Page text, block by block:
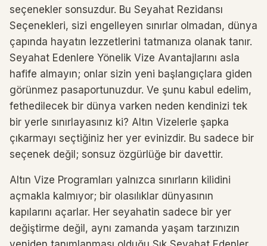
seçenekler sonsuzdur. Bu Seyahat Rezidansı
Seçenekleri, sizi engelleyen sınırlar olmadan, dünya
çapında hayatın lezzetlerini tatmanıza olanak tanır.
Seyahat Edenlere Yönelik Vize Avantajlarını asla
hafife almayın; onlar sizin yeni başlangıçlara giden
görünmez pasaportunuzdur. Ve şunu kabul edelim,
fethedilecek bir dünya varken neden kendinizi tek
bir yerle sınırlayasınız ki? Altın Vizelerle şapka
çıkarmayı seçtiğiniz her yer evinizdir. Bu sadece bir
seçenek değil; sonsuz özgürlüğe bir davettir.
Altın Vize Programları yalnızca sınırların kilidini
açmakla kalmıyor; bir olasılıklar dünyasının
kapılarını açarlar. Her seyahatin sadece bir yer
değiştirme değil, aynı zamanda yaşam tarzınızın